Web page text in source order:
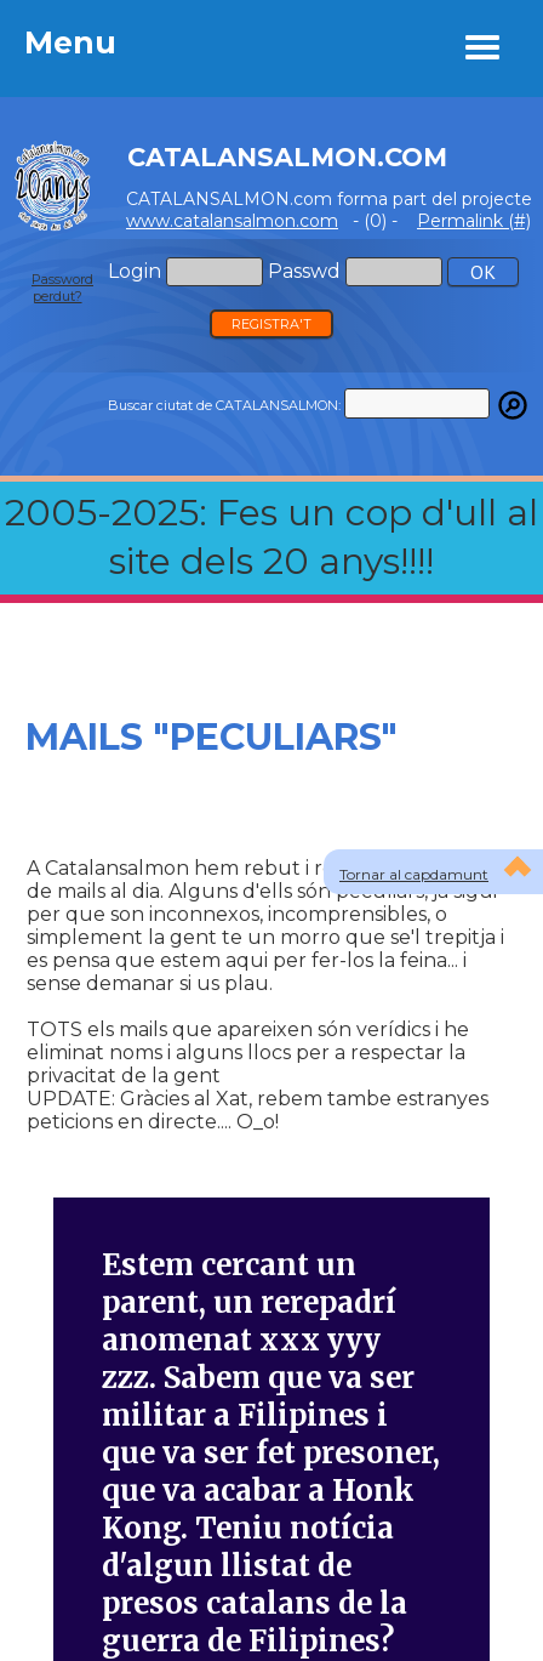
Menu
CATALANSALMON.COM
CATALANSALMON.com forma part del projecte
www.catalansalmon.com - (0) - Permalink (#)
Login Passwd
Password
perdut?
REGISTRA'T
Buscar ciutat de CATALANSALMON:
2005-2025: Fes un cop d'ull al
site dels 20 anys!!!!
Menu
Tornar al capdamunt
MAILS "PECULIARS"
A Catalansalmon hem rebut i rebem un bon munt
de mails al dia. Alguns d'ells són peculiars, ja sigui
per que son inconnexos, incomprensibles, o
simplement la gent te un morro que se'l trepitja i
es pensa que estem aqui per fer-los la feina... i
sense demanar si us plau.
TOTS els mails que apareixen són verídics i he
eliminat noms i alguns llocs per a respectar la
privacitat de la gent
UPDATE: Gràcies al Xat, rebem tambe estranyes
peticions en directe.... O_o!
Estem cercant un
parent, un rerepadrí
anomenat xxx yyy
zzz. Sabem que va ser
militar a Filipines i
que va ser fet presoner,
que va acabar a Honk
Kong. Teniu notícia
d'algun llistat de
presos catalans de la
guerra de Filipines?